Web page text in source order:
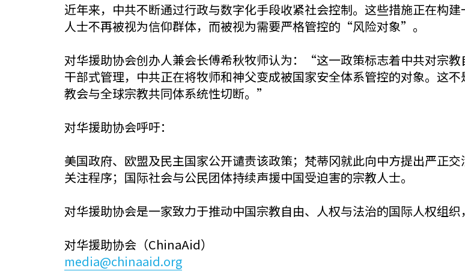
近年来，中共不断通过行政与数字化手段收紧社会控制。这些措施正在构
人士不再被视为信仰群体，而被视为需要严格管控的“风险对象”。
对华援助协会创办人兼会长傅希秋牧师认为：“这一政策标志着中共对宗
干部式管理，中共正在将牧师和神父变成被国家安全体系管控的对象。这
教会与全球宗教共同体系统性切断。”
对华援助协会呼吁：
美国政府、欧盟及民主国家公开谴责该政策；梵蒂冈就此向中方提出严正
关注程序；国际社会与公民团体持续声援中国受迫害的宗教人士。
对华援助协会是一家致力于推动中国宗教自由、人权与法治的国际人权组
对华援助协会（ChinaAid）
media@chinaaid.org